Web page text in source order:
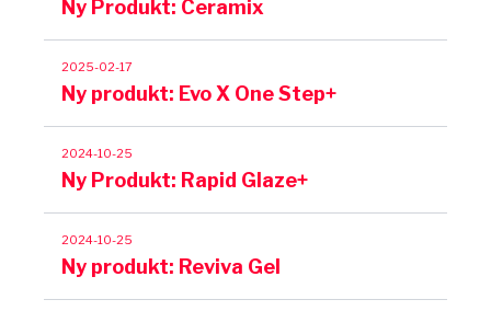
Ny Produkt: Ceramix
2025-02-17
Ny produkt: Evo X One Step+
2024-10-25
Ny Produkt: Rapid Glaze+
2024-10-25
Ny produkt: Reviva Gel